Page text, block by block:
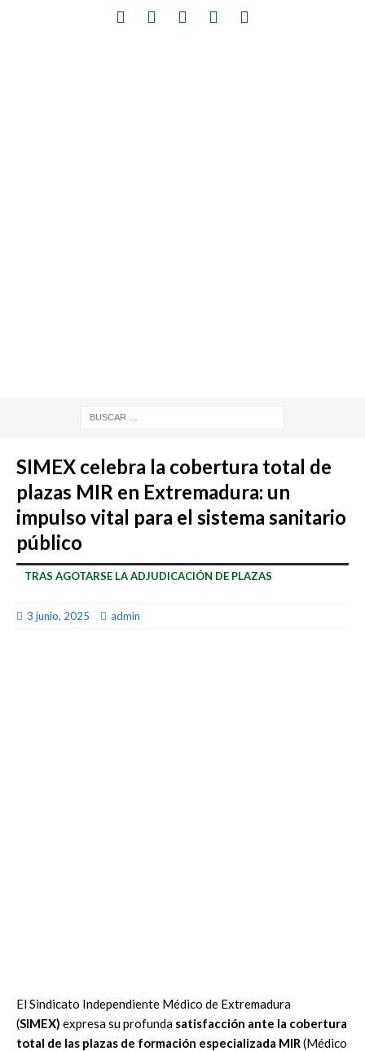
SIMEX celebra la cobertura total de
plazas MIR en Extremadura: un
impulso vital para el sistema sanitario
público
TRAS AGOTARSE LA ADJUDICACIÓN DE PLAZAS
3 junio, 2025 admin
El Sindicato Independiente Médico de Extremadura
(SIMEX) expresa su profunda satisfacción ante la cobertura
total de las plazas de formación especializada MIR(Médico